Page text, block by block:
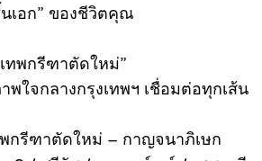
เอก” ของชีวิตคุณ
ทพกรีฑาตัดใหม่”
พใจกลางกรุงเทพฯ เชื่อมต่อทุกเส้น
กรีฑาตัดใหม่ – กาญจนาภิเษก